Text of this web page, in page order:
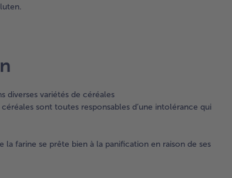
variétés de céréales
sont toutes responsables d’une intolérance qui
farine se prête bien à la panification en raison de ses